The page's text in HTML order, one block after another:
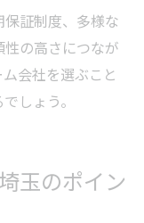
証制度、多様な
の高さにつなが
会社を選ぶこと
しょう。
玉のポイン